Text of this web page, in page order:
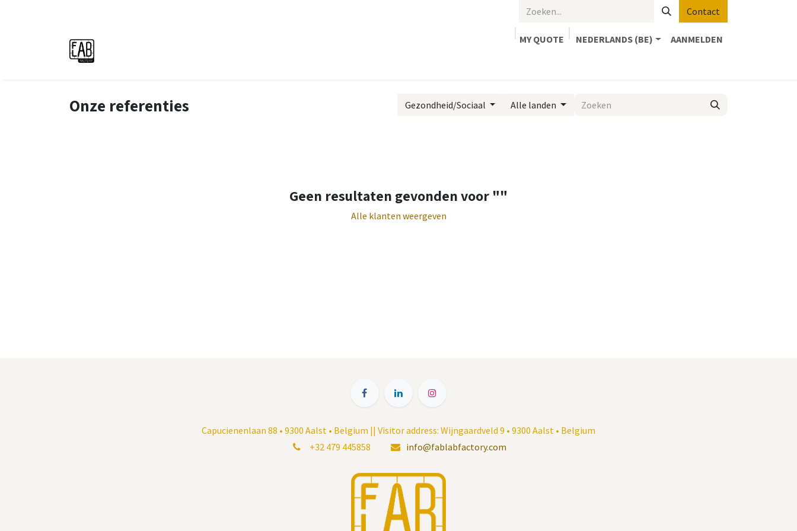
Contact
MY QUOTE NEDERLANDS (BE)
AANMELDEN
Onze referenties Gezondheid/Sociaal Alle landen
Geen resultaten gevonden voor ""
Alle klanten weergeven
Capucienenlaan 88 • 9300 Aalst • Belgium || Visitor address: Wijngaardveld 9 • 9300 Aalst • Belgium
+32 479 445858
info@fablabfactory.com